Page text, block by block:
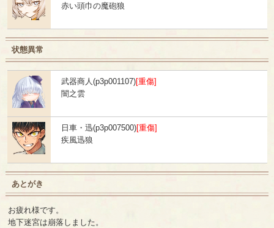
赤い頭巾の魔砲狼
状態異常
武器商人(p3p001107)[重傷]
闇之雲
日車・迅(p3p007500)[重傷]
疾風迅狼
あとがき
お疲れ様です。
地下迷宮は崩落しました。